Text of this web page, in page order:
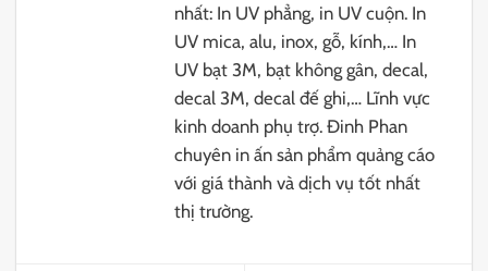
nhất: In UV phẳng, in UV cuộn. In
UV mica, alu, inox, gỗ, kính,… In
UV bạt 3M, bạt không gân, decal,
decal 3M, decal đế ghi,… Lĩnh vực
kinh doanh phụ trợ. Đinh Phan
chuyên in ấn sản phẩm quảng cáo
với giá thành và dịch vụ tốt nhất
thị trường.